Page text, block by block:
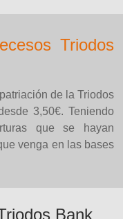
Triodos
de la Triodos
3,50€. Teniendo
que se hayan
venga en las bases
Bank